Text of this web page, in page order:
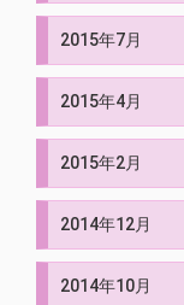
2015年7月
2015年4月
2015年2月
2014年12月
2014年10月